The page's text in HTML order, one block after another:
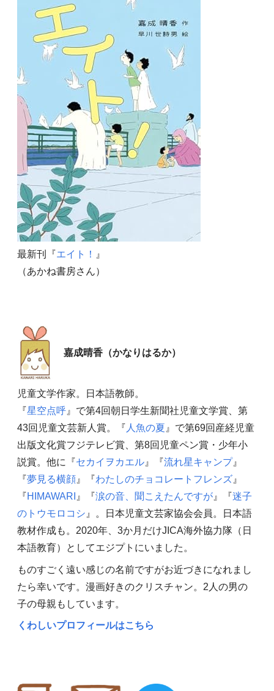
最新刊『エイト！
』
（あかね書房さん）
嘉成晴香（かなりはるか）
児童文学作家。日本語教師。
『星空点呼』で第4回朝日学生新聞社児童文学賞、第
43回児童文芸新人賞。『 人魚の夏 』で第69回産経児童
出版文化賞フジテレビ賞、第8回児童ペン賞・少年小
説賞。他に『セカイヲカエル』『流れ星キャンプ』
『夢見る横顔』『わたしのチョコレートフレンズ』
『HIMAWARI 』『涙の音、聞こえたんですが』『迷子
のトウモロコシ 』。日本児童文芸家協会会員。日本語
教材作成も。2020年、3か月だけJICA海外協力隊（日
本語教育）としてエジプトにいました。
ものすごく遠い感じの名前ですがお近づきになれまし
たら幸いです。漫画好きのクリスチャン。2人の男の
子の母親もしています。
くわしいプロフィールはこちら